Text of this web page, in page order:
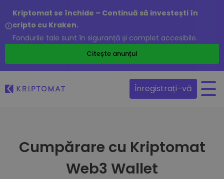
Kriptomat se închide – Continuă să investești în
cripto cu Kraken.
Fondurile tale sunt în siguranță și complet accesibile.
Citește anunțul
Înregistrați–vă
Cumpărare cu Kriptomat
Web3 Wallet